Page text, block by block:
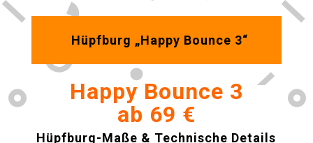
Hüpfburg „Happy Bounce 3“
Happy Bounce 3
ab 69 €
Hüpfburg-Maße & Technische Details